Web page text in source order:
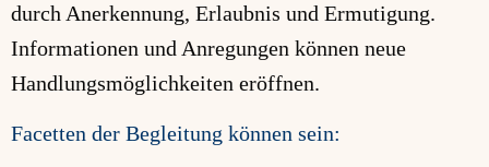
durch Anerkennung, Erlaubnis und Ermutigung.
Informationen und Anregungen können neue
Handlungsmöglichkeiten eröffnen.
Facetten der Begleitung können sein: